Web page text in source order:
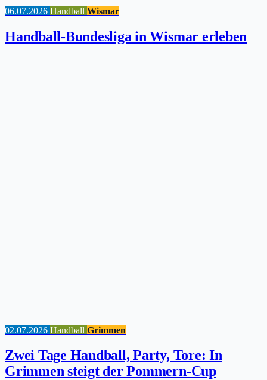
06.07.2026 Handball Wismar
Handball-Bundesliga in Wismar erleben
02.07.2026 Handball Grimmen
Zwei Tage Handball, Party, Tore: In
Grimmen steigt der Pommern-Cup